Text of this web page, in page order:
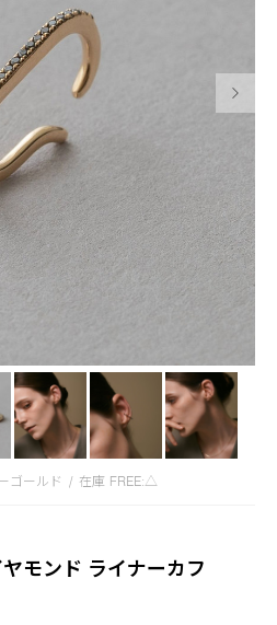
ゴールド / 在庫 FREE:△
モンド ライナーカフ